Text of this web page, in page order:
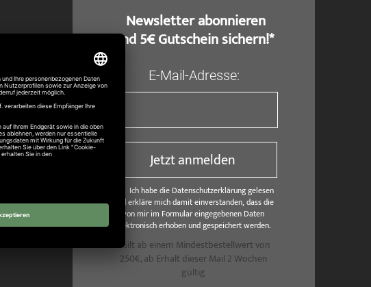
​ Newsletter abonnieren
und 5€ Gutschein sichern!*
E-Mail-Adresse:
Jetzt anmelden
Ich habe die Datenschutzerklärung gelesen
und erkläre mich damit einverstanden, dass die
von mir im Formular eingegebenen Daten
elektronisch erhoben und gespeichert werden.
*Gilt ab einem Mindestbestellwert von
250€, ab Erhalt dieser Mail 2 Wochen
gültig